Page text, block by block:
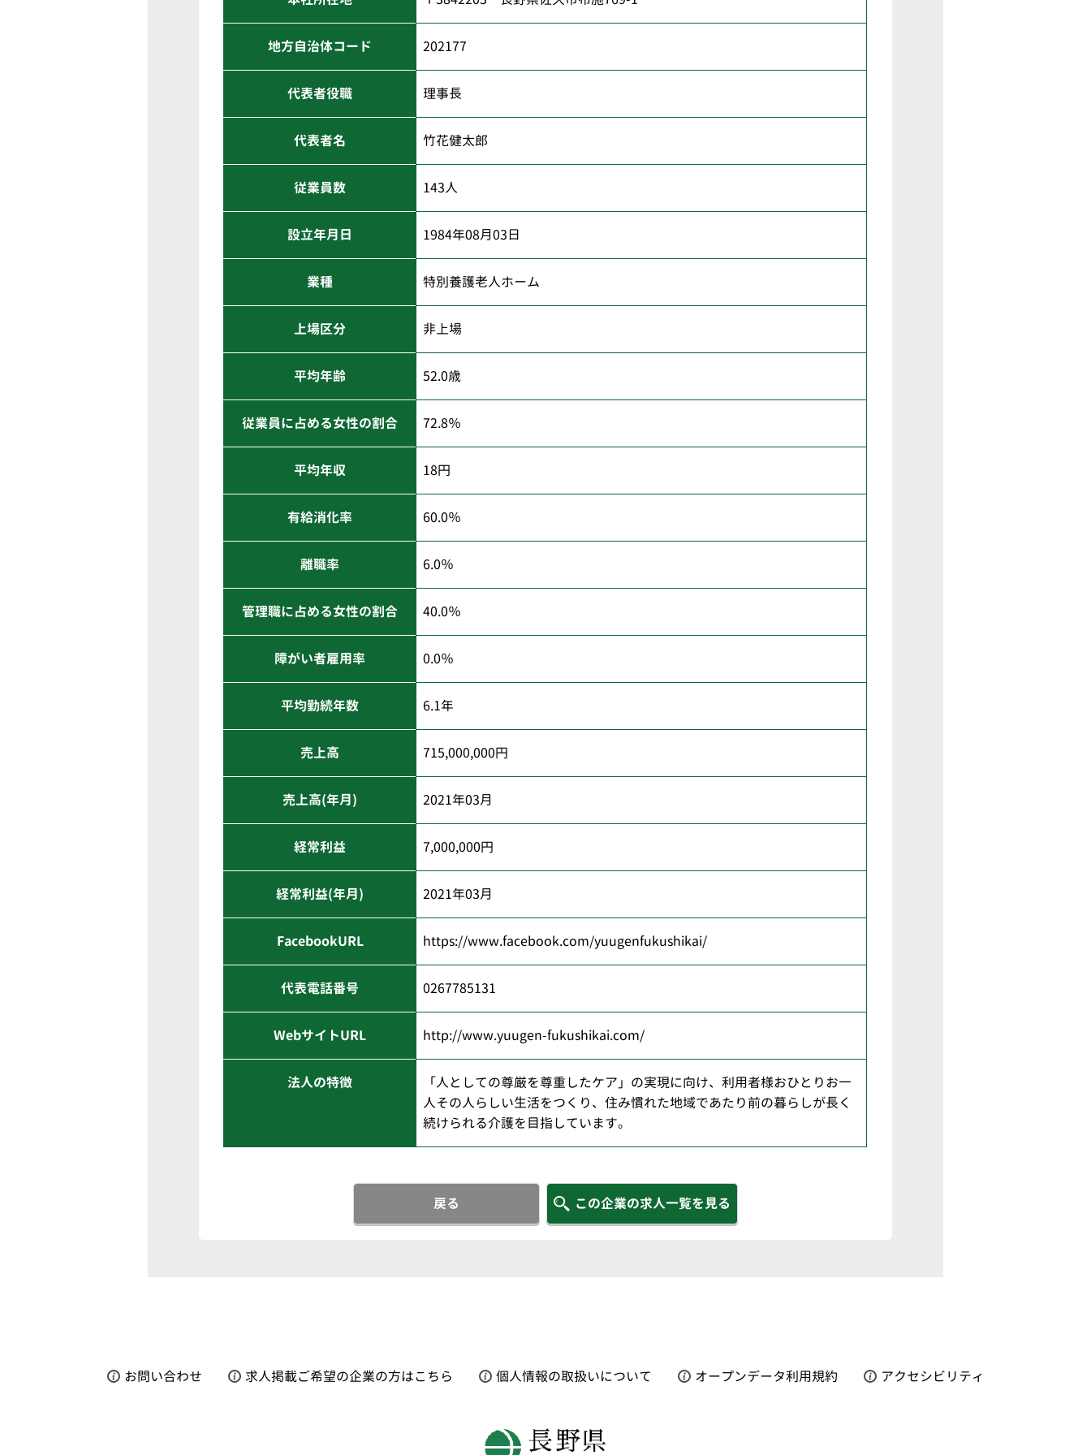
地方自治体コード 202177
代表者役職 理事長
代表者名 竹花健太郎
従業員数 143人
設立年月日 1984年08月03日
業種 特別養護老人ホーム
上場区分 非上場
平均年齢 52.0歳
従業員に占める女性の割合 72.8％
平均年収 18円
有給消化率 60.0％
離職率 6.0％
管理職に占める女性の割合 40.0％
障がい者雇用率 0.0％
平均勤続年数 6.1年
売上高 715,000,000円
売上高(年月) 2021年03月
経常利益 7,000,000円
経常利益(年月) 2021年03月
FacebookURL https://www.facebook.com/yuugenfukushikai/
代表電話番号 0267785131
WebサイトURL http://www.yuugen-fukushikai.com/
法人の特徴
「人としての尊厳を尊重したケア」の実現に向け、利用者様おひとりお一
人その人らしい生活をつくり、住み慣れた地域であたり前の暮らしが長く
続けられる介護を目指しています。
戻る この企業の求人一覧を見る
お問い合わせ 求人掲載ご希望の企業の方はこちら 個人情報の取扱いについて オープンデータ利用規約 アクセシビリティ